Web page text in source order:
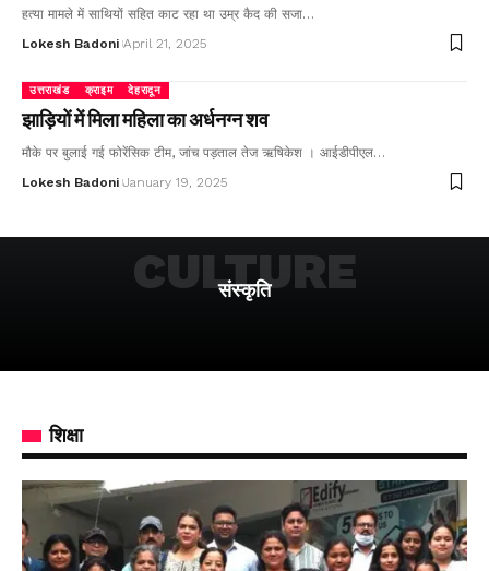
हत्या मामले में साथियों सहित काट रहा था उम्र कैद की सजा…
Lokesh Badoni April 21, 2025
उत्तराखंड क्राइम देहरादून
झाड़ियों में मिला महिला का अर्धनग्न शव
मौके पर बुलाई गई फोरेंसिक टीम, जांच पड़ताल तेज ऋषिकेश । आईडीपीएल…
Lokesh Badoni January 19, 2025
संस्कृति
CULTURE
शिक्षा